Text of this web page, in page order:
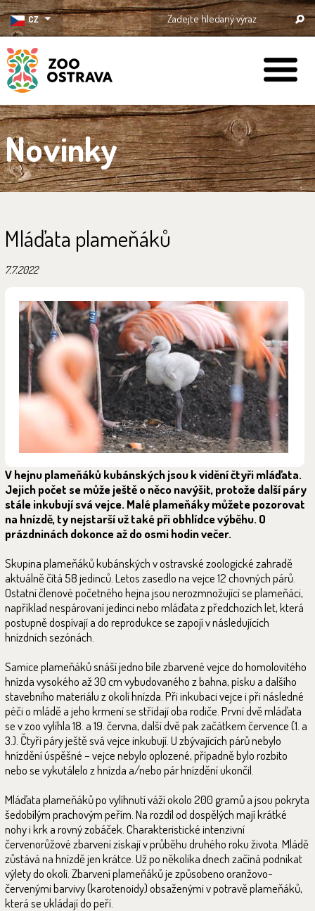
CZ
ZOO Ostrava
Novinky
Mláďata plameňáků
7.7.2022
V hejnu plameňáků kubánských jsou k vidění čtyři mláďata.
Jejich počet se může ještě o něco navýšit, protože další páry
stále inkubují svá vejce. Malé plameňáky můžete pozorovat
na hnízdě, ty nejstarší už také při obhlídce výběhu. O
prázdninách dokonce až do osmi hodin večer.
Skupina plameňáků kubánských v ostravské zoologické zahradě
aktuálně čítá 58 jedinců. Letos zasedlo na vejce 12 chovných párů.
Ostatní členové početného hejna jsou nerozmnožující se plameňáci,
například nespárovaní jedinci nebo mláďata z předchozích let, která
postupně dospívají a do reprodukce se zapojí v následujících
hnízdních sezónách.
Samice plameňáků snáší jedno bíle zbarvené vejce do homolovitého
hnízda vysokého až 30 cm vybudovaného z bahna, písku a dalšího
stavebního materiálu z okolí hnízda. Při inkubaci vejce i při následné
péči o mládě a jeho krmení se střídají oba rodiče. První dvě mláďata
se v zoo vylíhla 18. a 19. června, další dvě pak začátkem července (1. a
3.). Čtyři páry ještě svá vejce inkubují. U zbývajících párů nebylo
hnízdění úspěšné – vejce nebylo oplozené, případně bylo rozbito
nebo se vykutálelo z hnízda a/nebo pár hnízdění ukončil.
Mláďata plameňáků po vylíhnutí váží okolo 200 gramů a jsou pokryta
šedobílým prachovým peřím. Na rozdíl od dospělých mají krátké
nohy i krk a rovný zobáček. Charakteristické intenzivní
červenorůžové zbarvení získají v průběhu druhého roku života. Mládě
zůstává na hnízdě jen krátce. Už po několika dnech začíná podnikat
výlety do okolí. Zbarvení plameňáků je způsobeno oranžovo-
červenými barvivy (karotenoidy) obsaženými v potravě plameňáků,
která se ukládají do peří.